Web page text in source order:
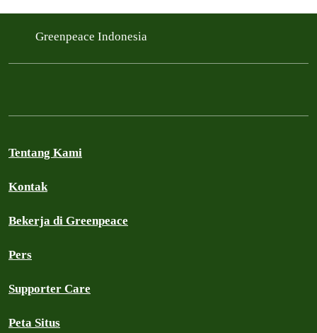
Greenpeace Indonesia
Tentang Kami
Kontak
Bekerja di Greenpeace
Pers
Supporter Care
Peta Situs